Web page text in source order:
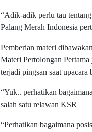
“Adik-adik perlu tau
Palang Merah Indonesia
Pemberian materi
Materi Pertolongan
terjadi pingsan saat upacara
“Yuk.. perhatikan
salah satu relawan KSR
“Perhatikan bagaimana